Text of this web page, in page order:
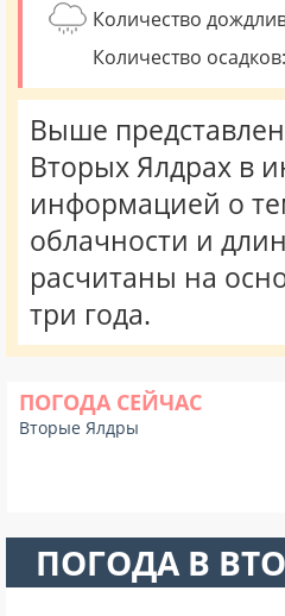
Количество
Количество осадков:
Выше
Вторых Ялдрах в
информацией о
облачности и
расчитаны на
три года.
ПОГОДА СЕЙЧАС
Вторые Ялдры
ПОГОДА В